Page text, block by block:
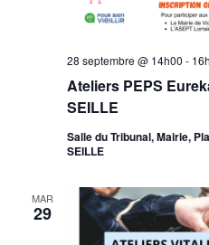
Ateliers PEPS
SEILLE
28 septembre @ 14h00 -
Salle du Tribunal, Mairie,
SEILLE
MAR
29